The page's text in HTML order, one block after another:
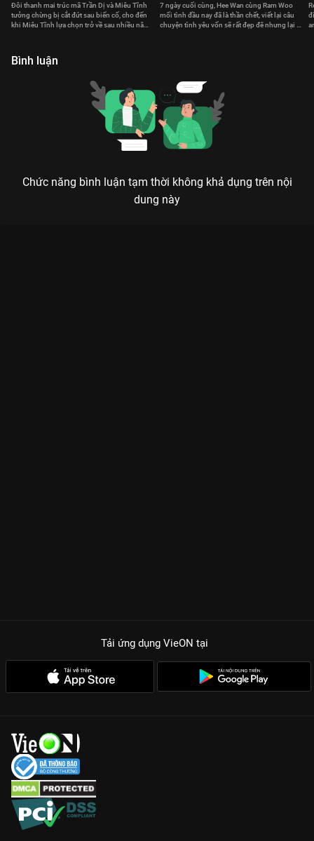
Đôi thanh mai trúc mã Trần Dị và Miêu Tĩnh
tưởng chừng bị cắt đứt sau biến cố, cho đến
khi Miêu Tĩnh lựa chọn trở về sau nhiều năm
7 ngày cuối cùng, Hee Wan cùng Ram Woo
mối tình đầu nay đã là thần chết, viết lại câu
chuyện tình yêu vốn sẽ rất đẹp đẽ nhưng lại bị
Bình luận
Chức năng bình luận tạm thời không khả dụng trên nội
dung này
Tải ứng dụng VieON tại